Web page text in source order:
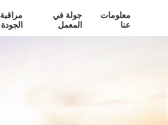
معلومات
عنا
جولة في
المعمل
مراقبة
الجودة